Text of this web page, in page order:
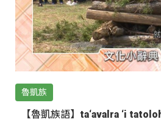
魯凱族
【魯凱族語】ta‘avalra ‘i